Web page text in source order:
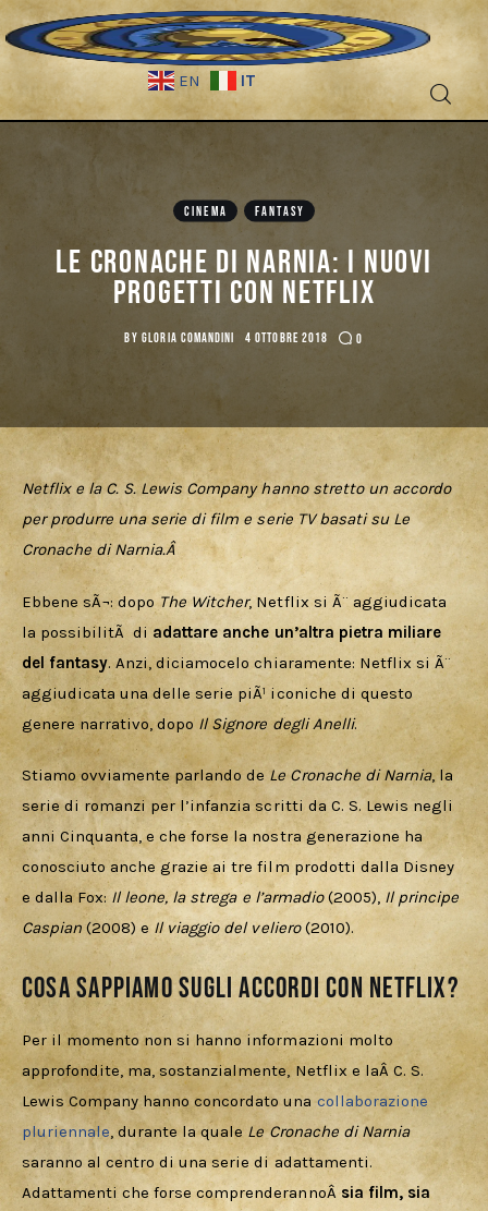
EN IT
Fantascienza
Games
Cercatori
Download
CINEMA FANTASY
Le Cronache di Narnia: i nuovi
progetti con Netflix
BY GLORIA COMANDINI 4 OTTOBRE 2018 0
Netflix e la C. S. Lewis Company hanno stretto un accordo
per produrre una serie di film e serie TV basati su Le
Cronache di Narnia.Â
Ebbene sÃ¬: dopo The Witcher, Netflix si Ã¨ aggiudicata
la possibilitÃ  di adattare anche un’altra pietra miliare
del fantasy. Anzi, diciamocelo chiaramente: Netflix si Ã¨
aggiudicata una delle serie piÃ¹ iconiche di questo
genere narrativo, dopo Il Signore degli Anelli.
Stiamo ovviamente parlando de Le Cronache di Narnia, la
serie di romanzi per l’infanzia scritti da C. S. Lewis negli
anni Cinquanta, e che forse la nostra generazione ha
conosciuto anche grazie ai tre film prodotti dalla Disney
e dalla Fox: Il leone, la strega e l’armadio (2005), Il principe
Caspian (2008) e Il viaggio del veliero (2010).
Cosa sappiamo sugli accordi con Netflix?
Per il momento non si hanno informazioni molto
approfondite, ma, sostanzialmente, Netflix e laÂ C. S.
Lewis Company hanno concordato una collaborazione
pluriennale, durante la quale Le Cronache di Narnia
saranno al centro di una serie di adattamenti.
Adattamenti che forse comprenderannoÂ sia film, sia